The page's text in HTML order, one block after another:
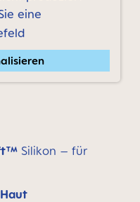
eine
Silikon – für